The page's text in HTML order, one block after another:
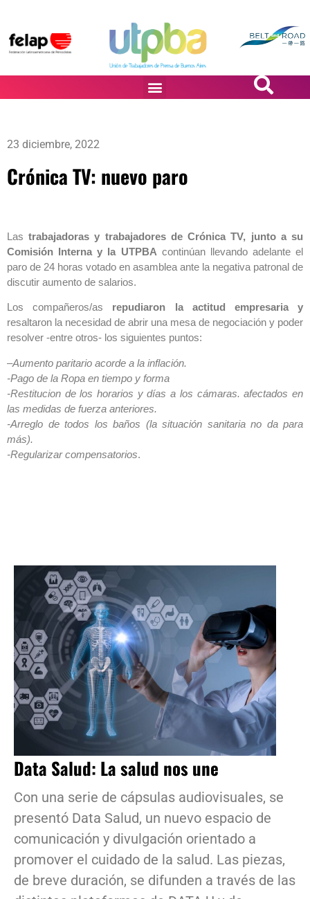
23 diciembre, 2022
Crónica TV: nuevo paro
Lastrabajadoras y trabajadores de Crónica TV, junto a su
Comisión Interna y la UTPBA continúan llevando adelante el
paro de 24 horas votado en asamblea ante la negativa patronal de
discutir aumento de salarios.
Los compañeros/as repudiaron la actitud empresaria y
resaltaron la necesidad de abrir una mesa de negociación y poder
resolver -entre otros- los siguientes puntos:
–Aumento paritario acorde a la inflación.
-Pago de la Ropa en tiempo y forma
-Restitucion de los horarios y días a los cámaras. afectados en
las medidas de fuerza anteriores.
-Arreglo de todos los baños (la situación sanitaria no da para
más).
-Regularizar compensatorios.
Data Salud: La salud nos une
Con una serie de cápsulas audiovisuales, se
presentó Data Salud, un nuevo espacio de
comunicación y divulgación orientado a
promover el cuidado de la salud. Las piezas,
de breve duración, se difunden a través de las